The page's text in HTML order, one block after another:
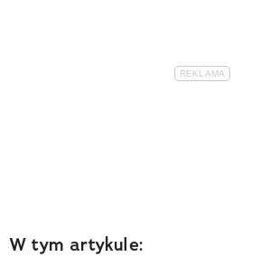
W tym artykule: